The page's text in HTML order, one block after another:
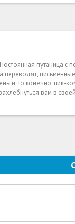
путаница с
переводят,
то конечно,
вам в